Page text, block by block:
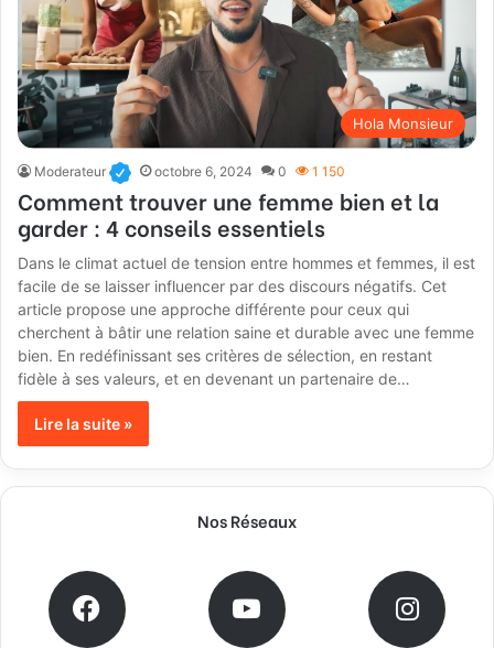
Hola Monsieur
Moderateur octobre 6, 2024 0 1 150
Comment trouver une femme bien et la
garder : 4 conseils essentiels
Dans le climat actuel de tension entre hommes et femmes, il est
facile de se laisser influencer par des discours négatifs. Cet
article propose une approche différente pour ceux qui
cherchent à bâtir une relation saine et durable avec une femme
bien. En redéfinissant ses critères de sélection, en restant
fidèle à ses valeurs, et en devenant un partenaire de…
Lire la suite »
Nos Réseaux